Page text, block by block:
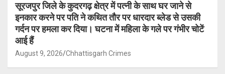
सूरजपुर जिले के कुदरगढ़ क्षेत्र में पत्नी के साथ घर जाने से
इनकार करने पर पति ने कथित तौर पर धारदार ब्लेड से उसकी
गर्दन पर हमला कर दिया। घटना में महिला के गले पर गंभीर चोटें
आई हैं
August 9, 2026 Chhattisgarh Crimes